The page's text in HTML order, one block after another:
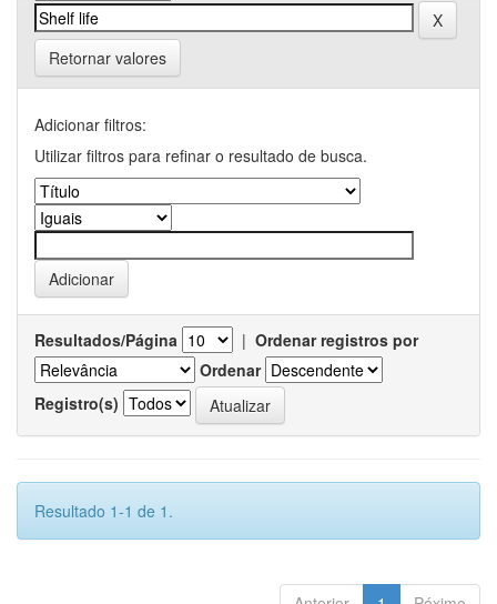
Retornar valores
Adicionar filtros:
Utilizar filtros para refinar o resultado de busca.
Resultados/Página | Ordenar registros por
Ordenar
Registro(s)
Resultado 1-1 de 1.